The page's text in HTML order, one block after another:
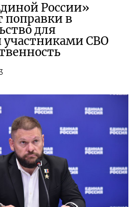
России»
поправки в
для
СВО